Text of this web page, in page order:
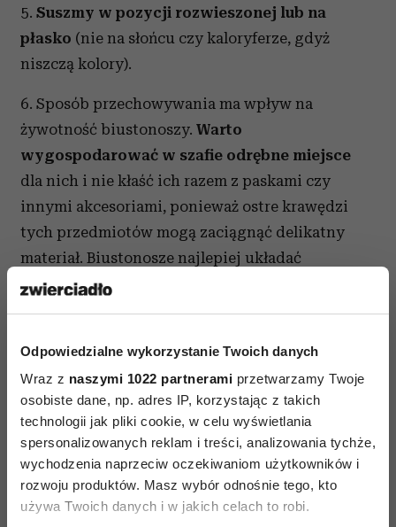
Odpowiedzialne wykorzystanie Twoich danych
Wraz z naszymi 1022 partnerami przetwarzamy Twoje
osobiste dane, np. adres IP, korzystając z takich
technologii jak pliki cookie, w celu wyświetlania
spersonalizowanych reklam i treści, analizowania tychże,
wychodzenia naprzeciw oczekiwaniom użytkowników i
rozwoju produktów. Masz wybór odnośnie tego, kto
używa Twoich danych i w jakich celach to robi.
5. Suszmy w pozycji rozwieszonej lub na
płasko (nie na słońcu czy kaloryferze, gdyż
niszczą kolory).
6. Sposób przechowywania ma wpływ na
żywotność biustonoszy. Warto
wygospodarować w szafie odrębne miejsce
dla nich i nie kłaść ich razem z paskami czy
innymi akcesoriami, ponieważ ostre krawędzi
tych przedmiotów mogą zaciągnąć delikatny
materiał. Biustonosze najlepiej układać
„miseczka w miseczkę” lub ułożone jeden za
drugim, bez składania i wyginania. Można kupić
w odpowiedniej komorze po jednym modelu.
Biustonoszy nie przechowujemy też w pobliżu
skarpetek, spódnic czy płaszczy, gdyż mogą
łatwo pochłaniać niepożądane zapachy.W
podróży warto skorzystać z saszetek na
bieliznę.